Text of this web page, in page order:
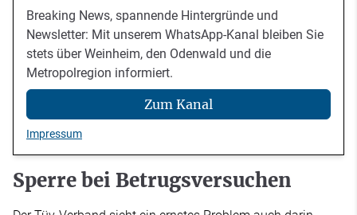
Breaking News, spannende Hintergründe und
Newsletter: Mit unserem WhatsApp-Kanal bleiben Sie
stets über Weinheim, den Odenwald und die
Metropolregion informiert.
Zum Kanal
Impressum
Sperre bei Betrugsversuchen